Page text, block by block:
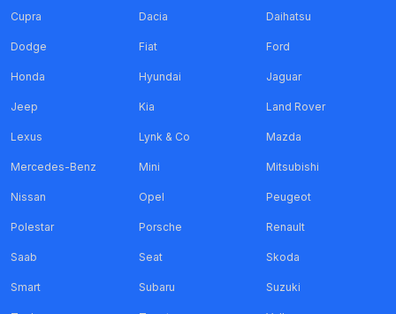
Cupra Dacia Daihatsu
Dodge Fiat Ford
Honda Hyundai Jaguar
Jeep Kia Land Rover
Lexus Lynk & Co Mazda
Mercedes-Benz Mini Mitsubishi
Nissan Opel Peugeot
Polestar Porsche Renault
Saab Seat Skoda
Smart Subaru Suzuki